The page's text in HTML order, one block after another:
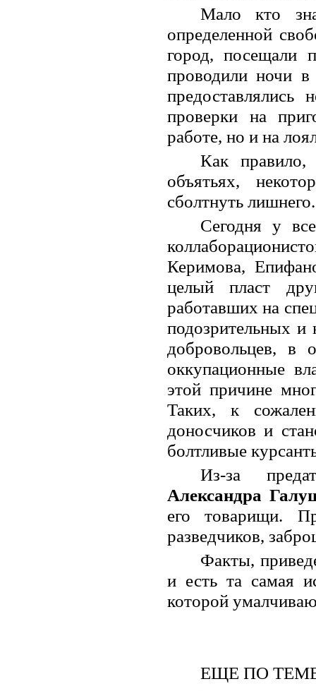
Мало кто
определенной
город, посещали
проводили ночи
проверки на
работе, но и на
Как
объятьях,
сболтнуть лишнего.
Сегодня у
Керимова,
целый пласт
работавших на
подозрительных и
добровольцев, в
оккупационные
этой причине
Таких, к
доносчиков и
болтливые
Из-за
Александра
его товарищи.
разведчиков,
Факты,
и есть та самая
которой
ЕЩЕ ПО